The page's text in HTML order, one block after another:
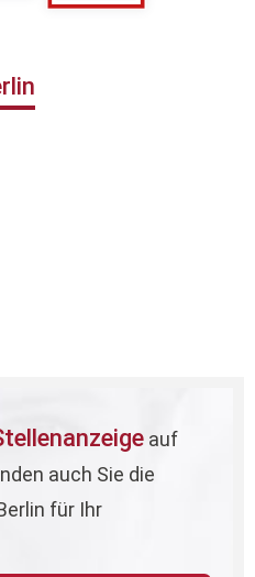
auf
auch Sie die
für Ihr